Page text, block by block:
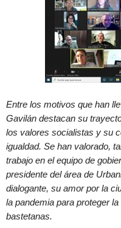
Entre los motivos que han
Gavilán destacan su
los valores socialistas y su
igualdad. Se han valorado,
trabajo en el equipo de
presidente del área de
dialogante, su amor por la
la pandemia para proteger
bastetanas.